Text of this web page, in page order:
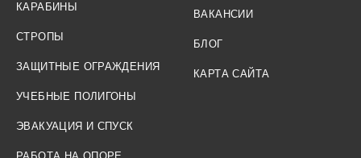
КАРАБИНЫ
СТРОПЫ
ЗАЩИТНЫЕ ОГРАЖДЕНИЯ
УЧЕБНЫЕ ПОЛИГОНЫ
ЭВАКУАЦИЯ И СПУСК
ВАКАНСИИ
БЛОГ
КАРТА САЙТА